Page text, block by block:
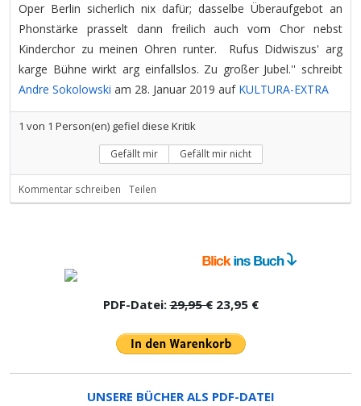
Oper Berlin sicherlich nix dafür; dasselbe Überaufgebot an
Phonstärke prasselt dann freilich auch vom Chor nebst
Kinderchor zu meinen Ohren runter. Rufus Didwiszus' arg
karge Bühne wirkt arg einfallslos. Zu großer Jubel.'' schreibt
Andre Sokolowski am 28. Januar 2019 auf KULTURA-EXTRA
1 von 1 Person(en) gefiel diese Kritik
Gefällt mir Gefällt mir nicht
Kommentar schreiben Teilen
PDF-Datei:29,95 €23,95 €
UNSERE BÜCHER ALS PDF-DATEI